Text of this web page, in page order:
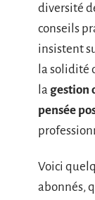
diversité
conseils
insistent
la solidité
la gestion
pensée
Voici
abonnés,